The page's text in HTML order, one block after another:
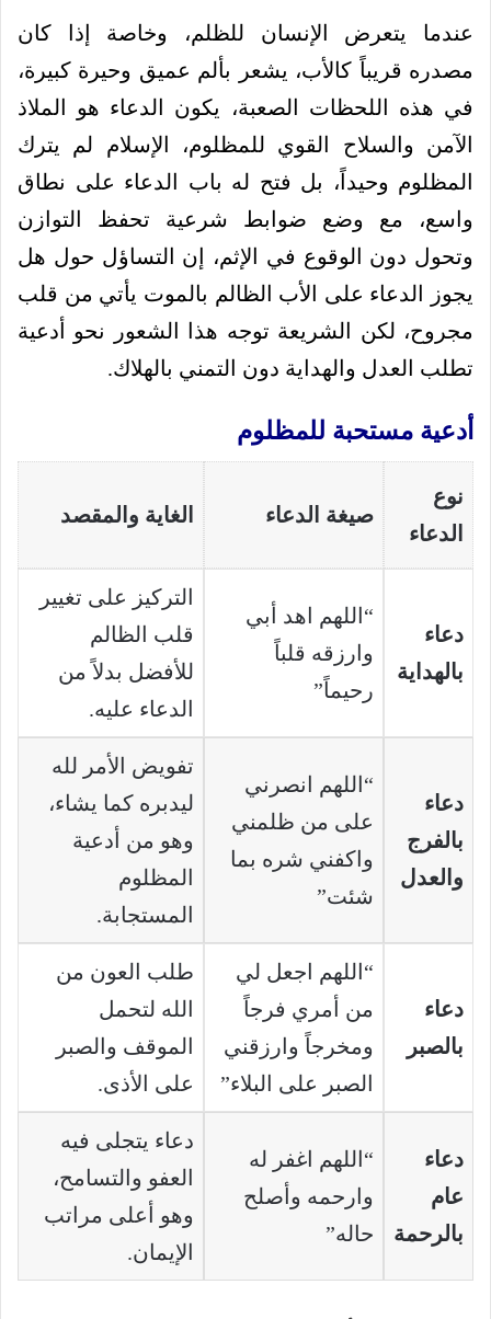
عندما يتعرض الإنسان للظلم، وخاصة إذا كان
مصدره قريباً كالأب، يشعر بألم عميق وحيرة كبيرة،
في هذه اللحظات الصعبة، يكون الدعاء هو الملاذ
الآمن والسلاح القوي للمظلوم، الإسلام لم يترك
المظلوم وحيداً، بل فتح له باب الدعاء على نطاق
واسع، مع وضع ضوابط شرعية تحفظ التوازن
وتحول دون الوقوع في الإثم، إن التساؤل حول هل
يجوز الدعاء على الأب الظالم بالموت يأتي من قلب
مجروح، لكن الشريعة توجه هذا الشعور نحو أدعية
تطلب العدل والهداية دون التمني بالهلاك.
أدعية مستحبة للمظلوم
نوع
الدعاء
صيغة الدعاء الغاية والمقصد
دعاء
بالهداية
“اللهم اهد أبي
وارزقه قلباً
رحيماً”
التركيز على تغيير
قلب الظالم
للأفضل بدلاً من
الدعاء عليه.
دعاء
بالفرج
والعدل
“اللهم انصرني
على من ظلمني
واكفني شره بما
شئت”
تفويض الأمر لله
ليدبره كما يشاء،
وهو من أدعية
المظلوم
المستجابة.
دعاء
بالصبر
“اللهم اجعل لي
من أمري فرجاً
ومخرجاً وارزقني
الصبر على البلاء”
طلب العون من
الله لتحمل
الموقف والصبر
على الأذى.
دعاء
عام
بالرحمة
“اللهم اغفر له
وارحمه وأصلح
حاله”
دعاء يتجلى فيه
العفو والتسامح،
وهو أعلى مراتب
الإيمان.